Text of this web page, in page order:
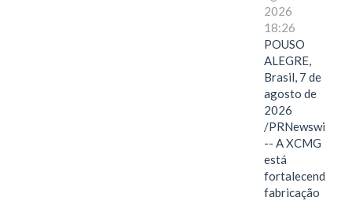
2026
18:26
POUSO
ALEGRE,
Brasil, 7 de
agosto de
2026
/PRNewswire/
-- A XCMG
está
fortalecendo a
fabricação